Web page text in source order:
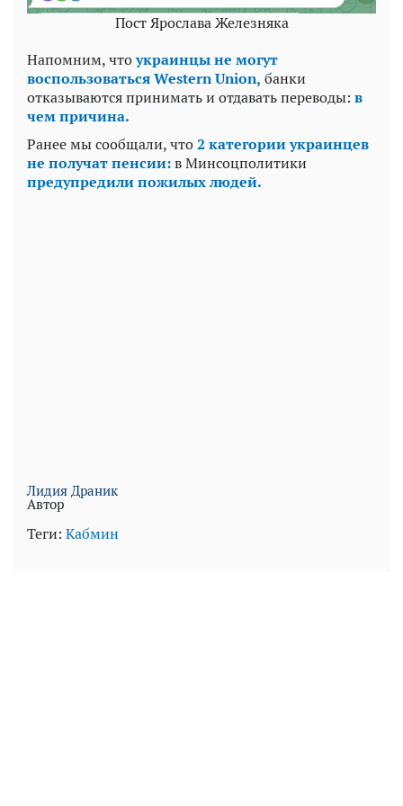
Пост Ярослава Железняка
Напомним, чтоукраинцы не могут
воспользоваться Western Union, банки
отказываются принимать и отдавать переводы: в
чем причина.
Ранее мы сообщали, что2 категории украинцев
не получат пенсии:в Минсоцполитики
предупредили пожилых людей.
Лидия Драник
Автор
Теги: Кабмин